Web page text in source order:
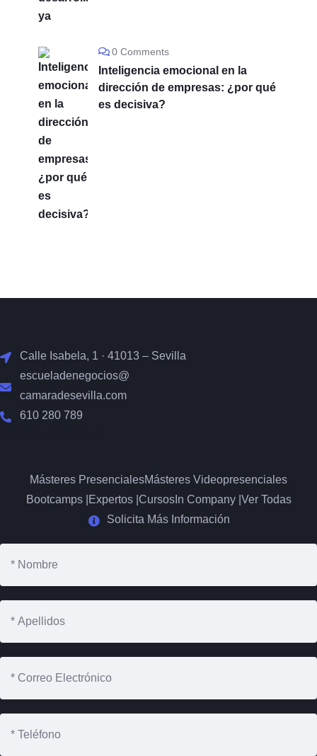
0 Comments
Inteligencia emocional en la
dirección de empresas: ¿por qué
es decisiva?
Calle Isabela, 1 · 41013 – Sevilla
escueladenegocios@
camaradesevilla.com
610 280 789
Másteres PresencialesMásteres Videopresenciales
Bootcamps | Expertos | CursosIn Company | Ver Todas
Solicita Más Información